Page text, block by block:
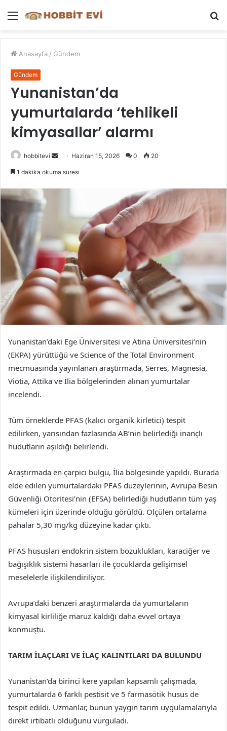
Menü
Anasayfa / Gündem
Gündem
Yunanistan’da
yumurtalarda ‘tehlikeli
kimyasallar’ alarmı
hobbitevi
Bir
Haziran 15, 2026 0 20
1 dakika okuma süresi
Yunanistan’daki Ege Üniversitesi ve Atina Üniversitesi’nin
(EKPA) yürüttüğü ve Science of the Total Environment
mecmuasında yayınlanan araştırmada, Serres, Magnesia,
Viotia, Attika ve İlia bölgelerinden alınan yumurtalar
incelendi.
Tüm örneklerde PFAS (kalıcı organik kirletici) tespit
edilirken, yarısından fazlasında AB’nin belirlediği inançlı
hudutların aşıldığı belirlendi.
Araştırmada en çarpıcı bulgu, İlia bölgesinde yapıldı. Burada
elde edilen yumurtalardaki PFAS düzeylerinin, Avrupa Besin
Güvenliği Otoritesi’nin (EFSA) belirlediği hudutların tüm yaş
kümeleri için üzerinde olduğu görüldü. Ölçülen ortalama
pahalar 5,30 mg/kg düzeyine kadar çıktı.
PFAS hususları endokrin sistem bozuklukları, karaciğer ve
bağışıklık sistemi hasarları ile çocuklarda gelişimsel
meselelerle ilişkilendiriliyor.
Avrupa’daki benzeri araştırmalarda da yumurtaların
kimyasal kirliliğe maruz kaldığı daha evvel ortaya
konmuştu.
TARIM İLAÇLARI VE İLAÇ KALINTILARI DA BULUNDU
Yunanistan’da birinci kere yapılan kapsamlı çalışmada,
yumurtalarda 6 farklı pestisit ve 5 farmasötik husus de
tespit edildi. Uzmanlar, bunun yaygın tarım uygulamalarıyla
direkt irtibatlı olduğunu vurguladı.